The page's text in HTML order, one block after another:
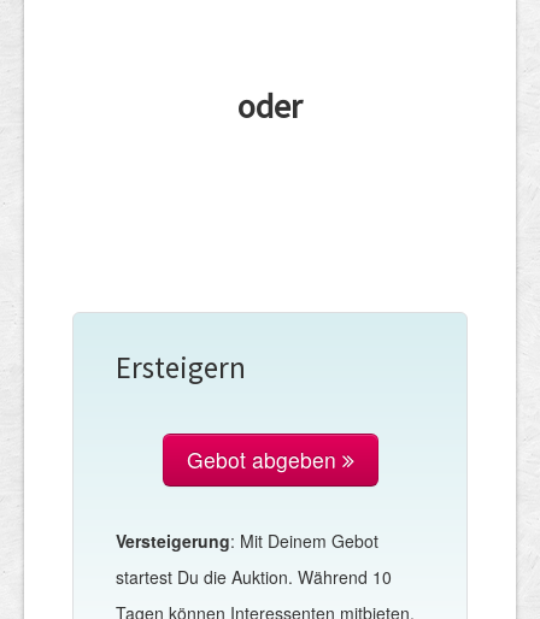
oder
Ersteigern
Gebot abgeben
Versteigerung: Mit Deinem Gebot
startest Du die Auktion. Während 10
Tagen können Interessenten mitbieten.